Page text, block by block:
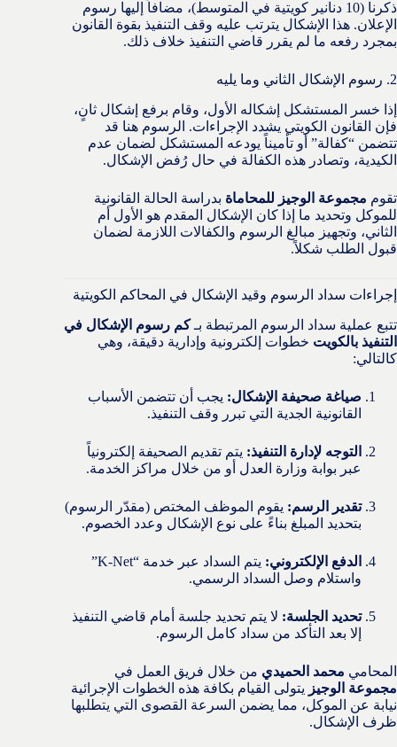
ذكرنا (10 دنانير كويتية في المتوسط)، مضافاً إليها رسوم
الإعلان. هذا الإشكال يترتب عليه وقف التنفيذ بقوة القانون
بمجرد رفعه ما لم يقرر قاضي التنفيذ خلاف ذلك.
2. رسوم الإشكال الثاني وما يليه
إذا خسر المستشكل إشكاله الأول، وقام برفع إشكال ثانٍ،
فإن القانون الكويتي يشدد الإجراءات. الرسوم هنا قد
تتضمن “كفالة” أو تأميناً يودعه المستشكل لضمان عدم
الكيدية، وتصادر هذه الكفالة في حال رُفض الإشكال.
تقوم مجموعة الوجيز للمحاماة بدراسة الحالة القانونية
للموكل وتحديد ما إذا كان الإشكال المقدم هو الأول أم
الثاني، وتجهيز مبالغ الرسوم والكفالات اللازمة لضمان
قبول الطلب شكلاً.
إجراءات سداد الرسوم وقيد الإشكال في المحاكم الكويتية
تتبع عملية سداد الرسوم المرتبطة بـكم رسوم الإشكال في
التنفيذ بالكويت خطوات إلكترونية وإدارية دقيقة، وهي
كالتالي:
صياغة صحيفة الإشكال: يجب أن تتضمن الأسباب
القانونية الجدية التي تبرر وقف التنفيذ.
التوجه لإدارة التنفيذ: يتم تقديم الصحيفة إلكترونياً
عبر بوابة وزارة العدل أو من خلال مراكز الخدمة.
تقدير الرسم: يقوم الموظف المختص (مقدّر الرسوم)
بتحديد المبلغ بناءً على نوع الإشكال وعدد الخصوم.
الدفع الإلكتروني:
يتم السداد عبر خدمة “K-Net”
واستلام وصل السداد الرسمي.
تحديد الجلسة: لا يتم تحديد جلسة أمام قاضي التنفيذ
إلا بعد التأكد من سداد كامل الرسوم.
المحامي محمد الحميدي من خلال فريق العمل في
مجموعة الوجيز يتولى القيام بكافة هذه الخطوات الإجرائية
نيابة عن الموكل، مما يضمن السرعة القصوى التي يتطلبها
ظرف الإشكال.